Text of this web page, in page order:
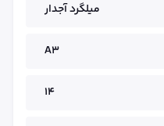
میلگرد آجدار
A3
14